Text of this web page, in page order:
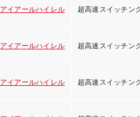
アイアールハイレル 超高速スイッチン
アイアールハイレル 超高速スイッチン
アイアールハイレル 超高速スイッチン